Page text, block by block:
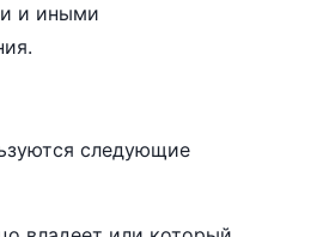
и иными
следующие